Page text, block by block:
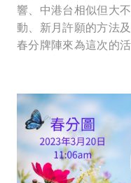
響、中港台相似但大
動、新月許願的方法
春分牌陣來為這次的